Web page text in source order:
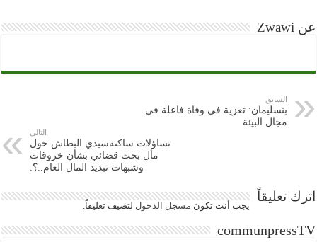
عن Zwawi
السابق
بنسليمان: تعزية في وفاة فاعلة في
مجال البيئة
التالي
تساؤلات ساكنةسيدي البطاش حول
مأل بحث قضائي بشأن خروقات
وشبهات تبديد المال العام..؟.
اترك تعليقاً
يجب أنت تكون مسجل الدخول لتضيف تعليقاً.
communpressTV